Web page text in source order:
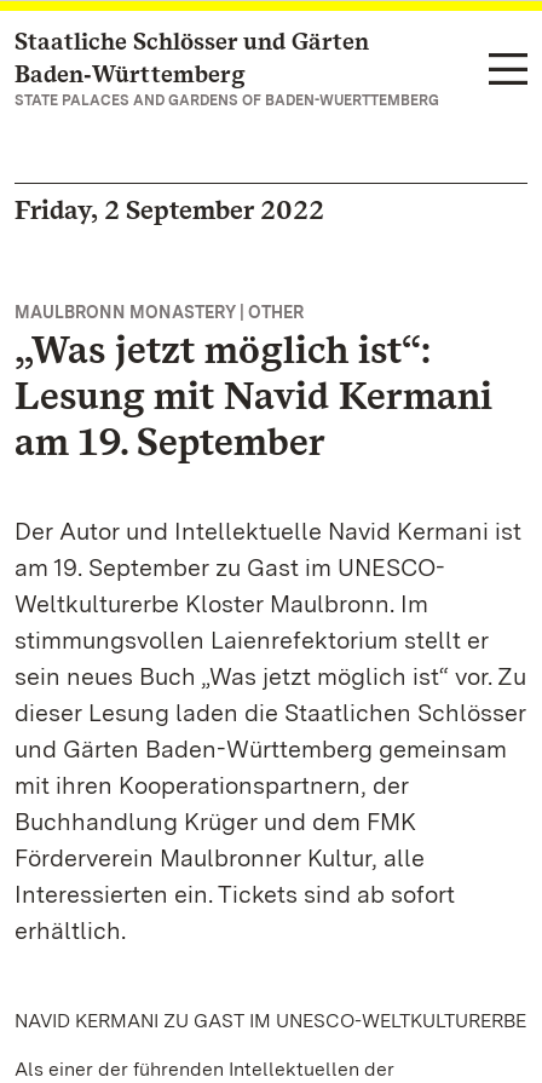
Navigate to main page
Staatliche Schlösser und Gärten
Baden‑Württemberg
STATE PALACES AND GARDENS OF BADEN-WUERTTEMBERG
Friday, 2 September 2022
MAULBRONN MONASTERY | OTHER
„Was jetzt möglich ist“:
Lesung mit Navid Kermani
am 19. September
Der Autor und Intellektuelle Navid Kermani ist
am 19. September zu Gast im UNESCO-
Weltkulturerbe Kloster Maulbronn. Im
stimmungsvollen Laienrefektorium stellt er
sein neues Buch „Was jetzt möglich ist“ vor. Zu
dieser Lesung laden die Staatlichen Schlösser
und Gärten Baden-Württemberg gemeinsam
mit ihren Kooperationspartnern, der
Buchhandlung Krüger und dem FMK
Förderverein Maulbronner Kultur, alle
Interessierten ein. Tickets sind ab sofort
erhältlich.
NAVID KERMANI ZU GAST IM UNESCO-WELTKULTURERBE
Als einer der führenden Intellektuellen der